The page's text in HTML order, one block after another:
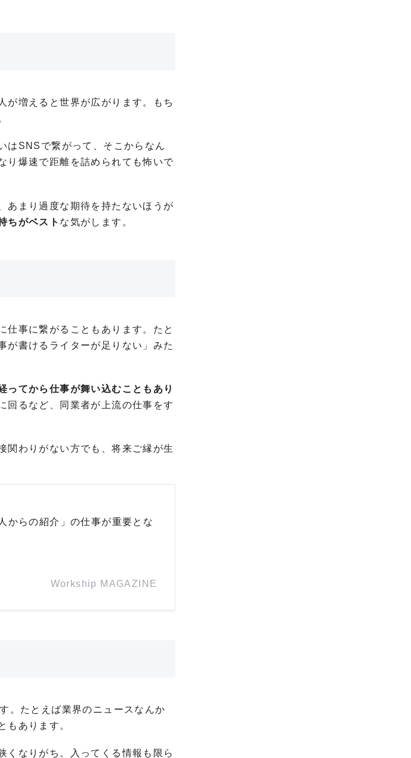
が増えると世界が広がります。もち
はSNSで繋がって、そこからなん
爆速で距離を詰められても怖いで
まり過度な期待を持たないほうが
ちがベスト な気がします。
仕事に繋がることもあります。たと
が書けるライターが足りない」みた
ってから仕事が舞い込むこともあり
回るなど、同業者が上流の仕事をす
関わりがない方でも、将来ご縁が生
からの紹介」の仕事が重要とな
Workship MAGAZINE
。たとえば業界のニュースなんか
もあります。
くなりがち。入ってくる情報も限ら